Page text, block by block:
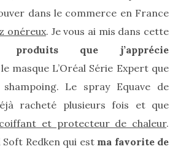
dans le commerce en France
onéreux. Je vous ai mis dans cette
produits que j’apprécie
masque L’Oréal Série Expert que
shampoing. Le spray Equave de
racheté plusieurs fois et que
et protecteur de chaleur.
Soft Redken qui est ma favorite de